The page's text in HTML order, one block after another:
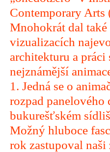
Contemporary
Mnohokrát dal také
vizualizacích
architekturu a práci
nejznámější
1. Jedná se o
rozpad panelového
bukurešťském
Možný hluboce
rok zastupoval naši